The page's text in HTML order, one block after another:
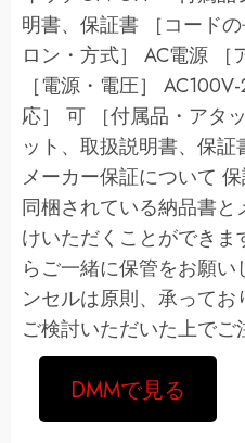
明書、保証書 ［コード
ロン・方式］ AC電源
［電源・電圧］
応］ 可 ［付属品・アタ
ット、取扱説明書、保
メーカー保証について
同梱されている納品書
けいただくことができ
らご一緒に保管をお願
ンセルは原則、承って
ご検討いただいた上でご
DMMで見る